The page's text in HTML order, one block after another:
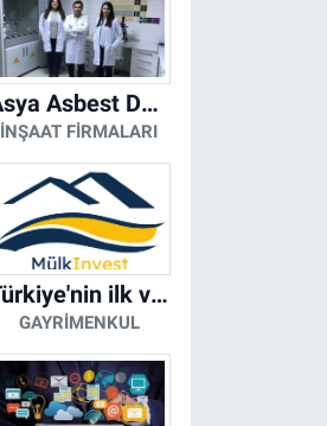
Asya Asbest Danışmanlık - Asbest Söküm ve Asbest Raporu
İNŞAAT FIRMALARI
Türkiye'nin ilk ve tek yapay zeka destekli arsa ilan platformu
GAYRIMENKUL